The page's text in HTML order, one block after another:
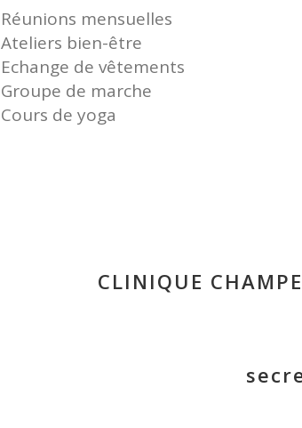
Réunions mensuelles
Ateliers bien-être
Echange de vêtements
Groupe de marche
Cours de yoga
CLINIQUE